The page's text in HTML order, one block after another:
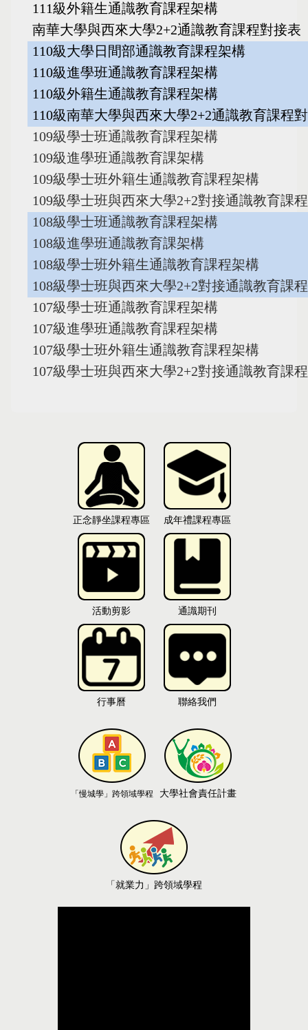
111級外籍生通識教育課程架構
南華大學與西來大學2+2通識教育課程對接表
110級大學日間部通識教育課程架構
110級進學班通識教育課程架構
110級外籍生通識教育課程架構
110級南華大學與西來大學2+2通識教育課程
109級學士班通識教育課程架構
109級進學班通識教育課架構
109級學士班外籍生通識教育課程架構
109級學士班與西來大學2+2對接通識教育課
108級學士班通識教育課程架構
108級進學班通識教育課架構
108級學士班外籍生通識教育課程架構
108級學士班與西來大學2+2對接通識教育課
107級學士班通識教育課程架構
107級進學班通識教育課程架構
107級學士班外籍生通識教育課程架構
107級學士班與西來大學2+2對接通識教育課
正念靜坐課程專區 成年禮課程專區
活動剪影 通識期刊
行事曆 聯絡我們
「慢城學」跨領域學程 大學社會責任計畫
「 就業力 」跨領域學程